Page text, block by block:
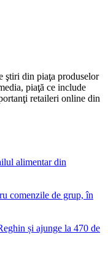
ştiri din piaţa produselor
piaţă ce include
retaileri online din
alimentar din
comenzile de grup, în
și ajunge la 470 de